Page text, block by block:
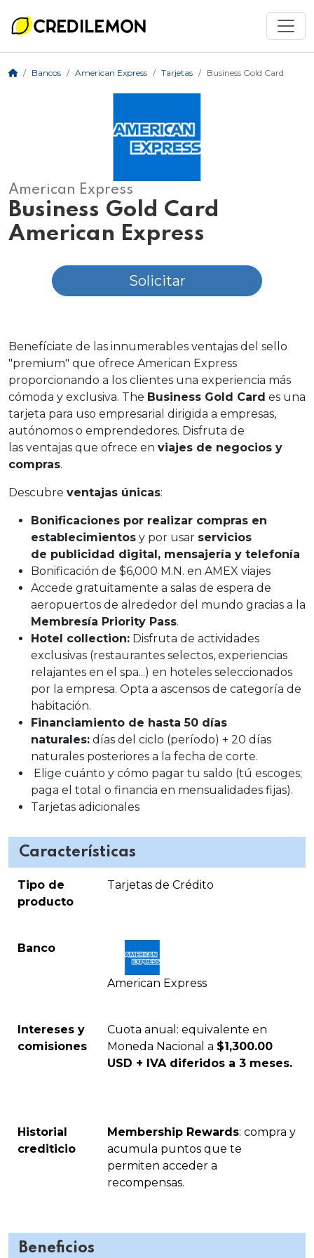
Bancos American Express Tarjetas Business Gold Card
American Express
Business Gold Card
American Express
Solicitar
Benefíciate de las innumerables ventajas del sello
"premium" que ofrece American Express
proporcionando a los clientes una experiencia más
cómoda y exclusiva. The Business Gold Card es una
tarjeta para uso empresarial dirigida a empresas,
autónomos o emprendedores. Disfruta de
las ventajas que ofrece en viajes de negocios y
compras.
Descubre ventajas únicas:
Bonificaciones por realizar compras en
establecimientos y por usar servicios
de publicidad digital, mensajería y telefonía
Bonificación de $6,000 M.N. en AMEX viajes
Accede gratuitamente a salas de espera de
aeropuertos de alrededor del mundo gracias a la
Membresía Priority Pass.
Hotel collection: Disfruta de actividades
exclusivas (restaurantes selectos, experiencias
relajantes en el spa...) en hoteles seleccionados
por la empresa. Opta a ascensos de categoría de
habitación.
Financiamiento de hasta 50 días
naturales: días del ciclo (período) + 20 días
naturales posteriores a la fecha de corte.
Elige cuánto y cómo pagar tu saldo (tú escoges;
paga el total o financia en mensualidades fijas).
Tarjetas adicionales
Características
Tipo de
producto
Tarjetas de Crédito
Banco
American Express
Intereses y
comisiones
Cuota anual: equivalente en
Moneda Nacional a $1,300.00
USD + IVA diferidos a 3 meses.
Historial
crediticio
Membership Rewards: compra y
acumula puntos que te
permiten acceder a
recompensas.
Beneficios